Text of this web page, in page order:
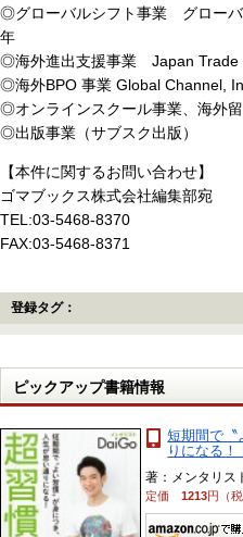
◎グローバルシフト事業 グロー
年
◎海外進出支援事業 Japan Trade
◎海外BPO 事業 Global Channel,
◎オンラインスクール事業、海外
◎出版事業（サブスク出版）
【本件に関するお問い合わせ】
ゴマブックス株式会社編集部宛
TEL:03-5468-8370
FAX:03-5468-8371
登録タグ：
ピックアップ書籍情報
短期間で〝
りになる！
著：メンタリス
定価1213円（税